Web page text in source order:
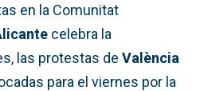
en la Comunitat
celebra la
las protestas de València
para el viernes por la